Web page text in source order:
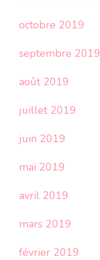
octobre 2019
septembre 2019
août 2019
juillet 2019
juin 2019
mai 2019
avril 2019
mars 2019
février 2019